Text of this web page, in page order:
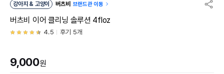
강아지 & 고양이 버츠비 브랜드관 이동
버츠비 이어 클리닝 솔루션 4floz
4.5 후기 5개
9,000원